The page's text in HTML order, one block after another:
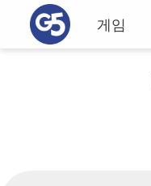
게임